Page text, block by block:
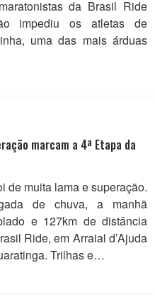
da Brasil Ride
impediu os atletas de
uma das mais árduas
marcam a 4ª Etapa da
de muita lama e superação.
de chuva, a manhã
e 127km de distância
Ride, em Arraial d’Ajuda
Trilhas e…